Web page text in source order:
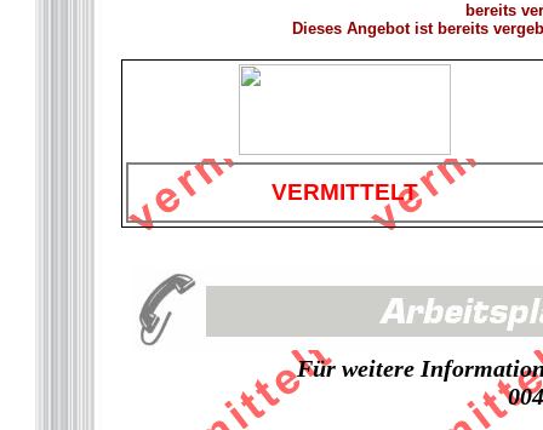
bereits
Dieses Angebot ist bereits
VERMITTELT
Für weitere